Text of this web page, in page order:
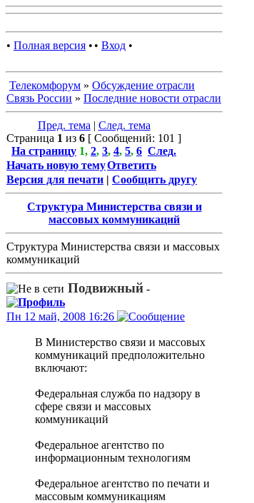
• Полная версия • • Вход •
Телекомфорум » Обсуждение отрасли
Связь России » Последние новости отрасли
Пред. тема | След. тема
Страница 1 из 6 [ Сообщений: 101 ]
На страницу 1, 2, 3, 4, 5, 6 След.
Начать новую темуОтветить
Версия для печати | Сообщить другу
Структура Министерства связи и
массовых коммуникаций
Структура Министерства связи и массовых
коммуникаций
Подвижный -
Пн 12 май, 2008 16:26
В Министерство связи и массовых
коммуникаций предположительно
включают:
Федеральная служба по надзору в
сфере связи и массовых
коммуникаций
Федеральное агентство по
информационным технологиям
Федеральное агентство по печати и
массовым коммуникациям